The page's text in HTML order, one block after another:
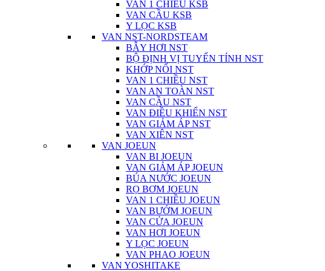
VAN 1 CHIỀU KSB
VAN CẦU KSB
Y LỌC KSB
VAN NST-NORDSTEAM
BẪY HƠI NST
BỘ ĐỊNH VỊ TUYẾN TÍNH NST
KHỚP NỐI NST
VAN 1 CHIỀU NST
VAN AN TOÀN NST
VAN CẦU NST
VAN ĐIỀU KHIỂN NST
VAN GIẢM ÁP NST
VAN XIÊN NST
VAN JOEUN
VAN BI JOEUN
VAN GIẢM ÁP JOEUN
BÚA NƯỚC JOEUN
RỌ BƠM JOEUN
VAN 1 CHIỀU JOEUN
VAN BƯỚM JOEUN
VAN CỬA JOEUN
VAN HƠI JOEUN
Y LỌC JOEUN
VAN PHAO JOEUN
VAN YOSHITAKE